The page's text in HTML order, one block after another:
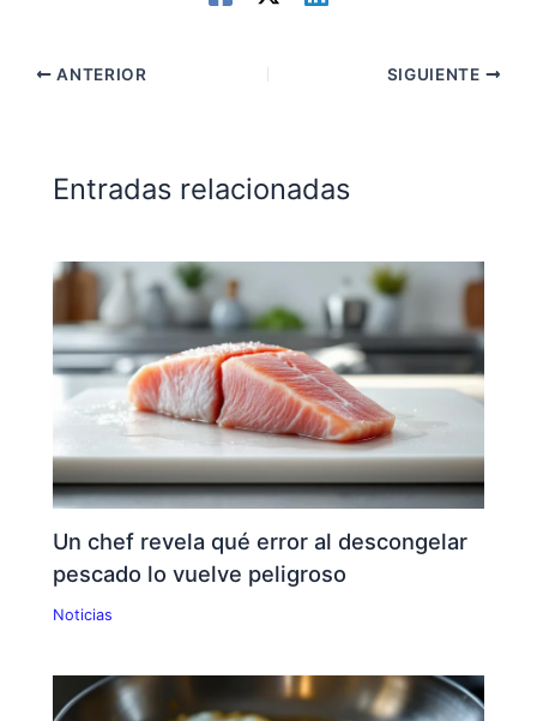
ANTERIOR SIGUIENTE
Entradas relacionadas
Un chef revela qué error al descongelar
pescado lo vuelve peligroso
Noticias